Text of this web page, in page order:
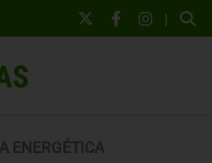
|
ENERGÉTICA